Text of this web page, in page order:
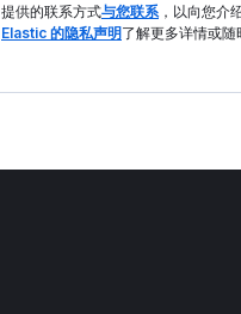
提供的联系方式与您联系，以向您介
Elastic 的隐私声明 了解更多详情或随